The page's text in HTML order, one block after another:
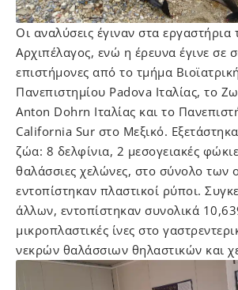
Οι αναλύσεις έγιναν στα εργαστήρια
Αρχιπέλαγος, ενώ η έρευνα έγινε σε
επιστήμονες από το τμήμα
Πανεπιστημίου Padova Ιταλίας, το
Anton Dohrn Ιταλίας και το
California Sur στο Μεξικό.
ζώα: 8 δελφίνια, 2 μεσογειακές
θαλάσσιες χελώνες, στο σύνολο των
εντοπίστηκαν πλαστικοί ρύποι.
άλλων, εντοπίστηκαν συνολικά
μικροπλαστικές ίνες στο
νεκρών θαλάσσιων θηλαστικών και